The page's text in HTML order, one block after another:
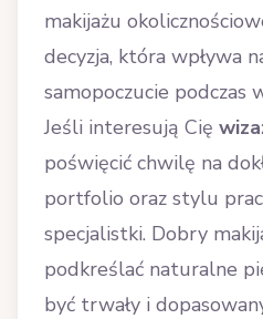
makijażu
decyzja, która wpływa
samopoczucie podczas
Jeśli interesują Cię
poświęcić chwilę na
portfolio oraz stylu
specjalistki. Dobry
podkreślać naturalne
być trwały i